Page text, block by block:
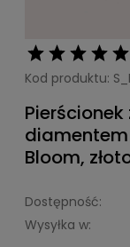
Kod produktu:
Bloom,
Dostępność:
Wysyłka w: